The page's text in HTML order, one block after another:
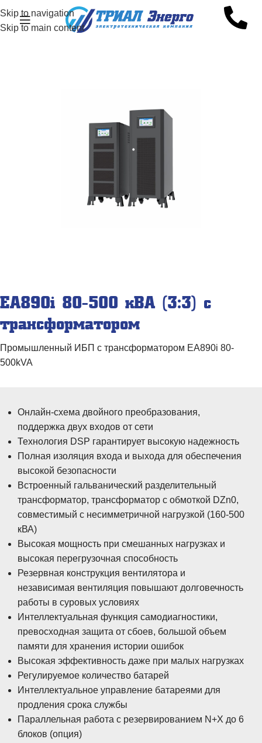
Skip to navigation
Skip to main content
EA890i 80-500 кВА (3:3) c
трансформатором
Промышленный ИБП с трансформатором EA890i 80-
500kVA
Онлайн-схема двойного преобразования,
поддержка двух входов от сети
Технология DSP гарантирует высокую надежность
Полная изоляция входа и выхода для обеспечения
высокой безопасности
Встроенный гальванический разделительный
трансформатор, трансформатор с обмоткой DZn0,
совместимый с несимметричной нагрузкой (160-500
кВА)
Высокая мощность при смешанных нагрузках и
высокая перегрузочная способность
Резервная конструкция вентилятора и
независимая вентиляция повышают долговечность
работы в суровых условиях
Интеллектуальная функция самодиагностики,
превосходная защита от сбоев, большой объем
памяти для хранения истории ошибок
Высокая эффективность даже при малых нагрузках
Регулируемое количество батарей
Интеллектуальное управление батареями для
продления срока службы
Параллельная работа с резервированием N+X до 6
блоков (опция)